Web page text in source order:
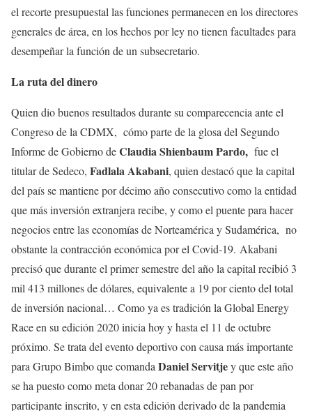
el recorte presupuestal las funciones permanecen en los directores
generales de área, en los hechos por ley no tienen facultades para
desempeñar la función de un subsecretario.
La ruta del dinero
Quien dio buenos resultados durante su comparecencia ante el
Congreso de la CDMX, cómo parte de la glosa del Segundo
Informe de Gobierno deClaudia ShienbaumPardo, fue el
titular de Sedeco, Fadlala Akabani, quien destacó que la capital
del país se mantiene por décimo año consecutivo como la entidad
que más inversión extranjera recibe, y como el puente para hacer
negocios entre las economías de Norteamérica y Sudamérica, no
obstante la contracción económica por el Covid-19. Akabani
precisó que durante el primer semestre del año la capital recibió 3
mil 413 millones de dólares, equivalente a 19 por ciento del total
de inversión nacional… Como ya es tradición la Global Energy
Race en su edición 2020 inicia hoy y hasta el 11 de octubre
próximo. Se trata del evento deportivo con causa más importante
para Grupo Bimbo que comanda Daniel Servitjey que este año
se ha puesto como meta donar 20 rebanadas de pan por
participante inscrito, y en esta edición derivado de la pandemia